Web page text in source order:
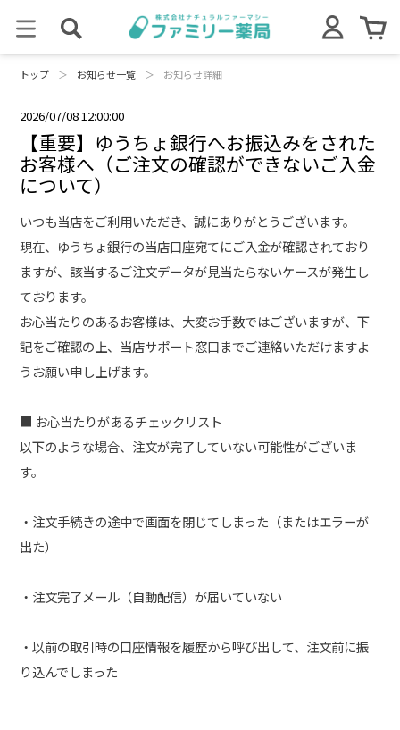
トップ ＞ お知らせ一覧 ＞ お知らせ詳細
2026/07/08 12:00:00
【重要】ゆうちょ銀行へお振込みをされた
お客様へ（ご注文の確認ができないご入金
について）
いつも当店をご利用いただき、誠にありがとうございます。
現在、ゆうちょ銀行の当店口座宛てにご入金が確認されており
ますが、該当するご注文データが見当たらないケースが発生し
ております。
お心当たりのあるお客様は、大変お手数ではございますが、下
記をご確認の上、当店サポート窓口までご連絡いただけますよ
うお願い申し上げます。
■ お心当たりがあるチェックリスト
以下のような場合、注文が完了していない可能性がございま
す。
・注文手続きの途中で画面を閉じてしまった（またはエラーが
出た）
・注文完了メール（自動配信）が届いていない
・以前の取引時の口座情報を履歴から呼び出して、注文前に振
り込んでしまった